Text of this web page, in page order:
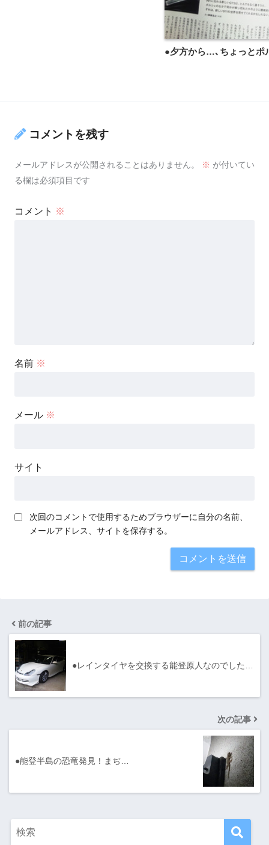
●夕方から…､ちょっとポ
コメントを残す
メールアドレスが公開されることはありません。 ※ が付いてい
る欄は必須項目です
コメント ※
名前 ※
メール ※
サイト
次回のコメントで使用するためブラウザーに自分の名前、
メールアドレス、サイトを保存する。
前の記事
●レインタイヤを交換する能登原人なのでした…
次の記事
●能登半島の恐竜発見！まぢ…